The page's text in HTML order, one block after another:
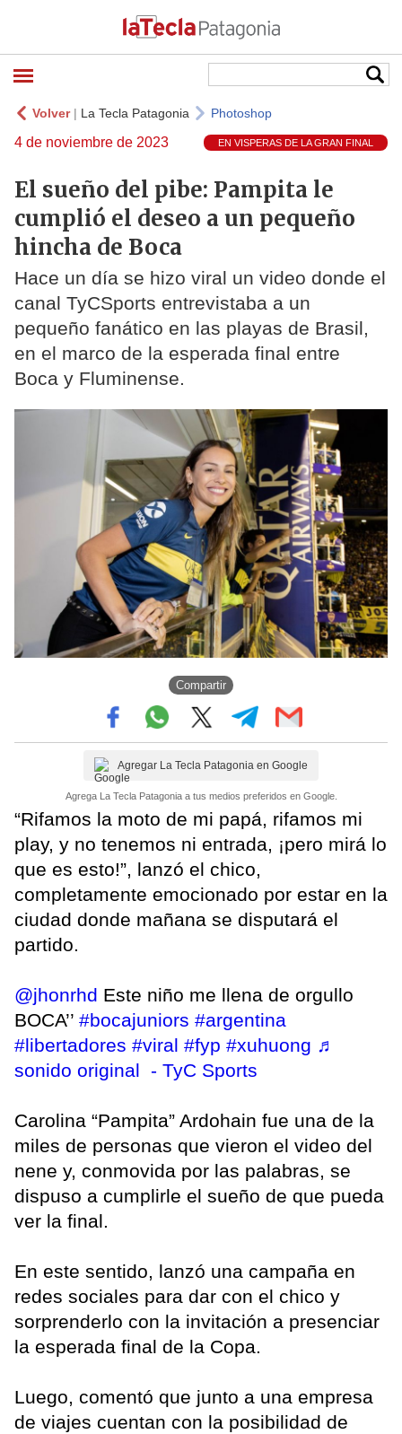
Volver| La Tecla Patagonia Photoshop
4 de noviembre de 2023 EN VISPERAS DE LA GRAN FINAL
El sueño del pibe: Pampita le
cumplió el deseo a un pequeño
hincha de Boca
Hace un día se hizo viral un video donde el
canal TyCSports entrevistaba a un
pequeño fanático en las playas de Brasil,
en el marco de la esperada final entre
Boca y Fluminense.
Compartir
Agregar La Tecla Patagonia en Google
Agrega La Tecla Patagonia a tus medios preferidos en Google.
“Rifamos la moto de mi papá, rifamos mi
play, y no tenemos ni entrada, ¡pero mirá lo
que es esto!”, lanzó el chico,
completamente emocionado por estar en la
ciudad donde mañana se disputará el
partido.
@jhonrhd Este niño me llena de orgullo
BOCA’’ #bocajuniors #argentina
#libertadores #viral #fyp #xuhuong ♬
sonido original - TyC Sports
Carolina “Pampita” Ardohain fue una de la
miles de personas que vieron el video del
nene y, conmovida por las palabras, se
dispuso a cumplirle el sueño de que pueda
ver la final.
En este sentido, lanzó una campaña en
redes sociales para dar con el chico y
sorprenderlo con la invitación a presenciar
la esperada final de la Copa.
Luego, comentó que junto a una empresa
de viajes cuentan con la posibilidad de